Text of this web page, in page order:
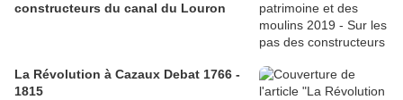
constructeurs du canal du Louron
La Révolution à Cazaux Debat 1766 -
1815